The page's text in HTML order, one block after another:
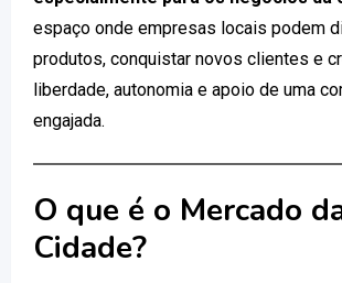
espaço onde empresas locais podem
produtos, conquistar novos clientes e
liberdade, autonomia e apoio de uma
engajada.
O que é o Mercado
Cidade?